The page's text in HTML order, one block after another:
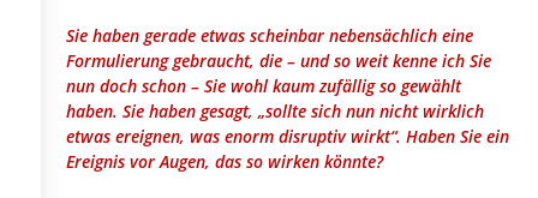
Sie haben gerade etwas scheinbar nebensächlich eine
Formulierung gebraucht, die – und so weit kenne ich Sie
nun doch schon – Sie wohl kaum zufällig so gewählt
haben. Sie haben gesagt, „sollte sich nun nicht wirklich
etwas ereignen, was enorm disruptiv wirkt“. Haben Sie ein
Ereignis vor Augen, das so wirken könnte?